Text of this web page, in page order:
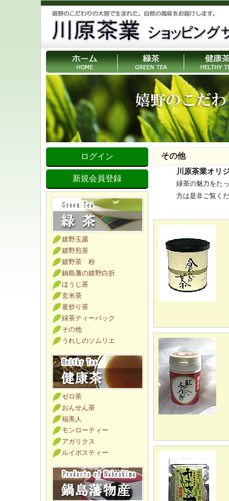
ログイン
新規会員登録
嬉野玉露
嬉野煎茶
嬉野茶 粉
鍋島藩の嬉野白折
ほうじ茶
玄米茶
釜炒り茶
緑茶ティーパック
その他
うれしのソムリエ
ゼロ茶
おんせん茶
福美人
モンローティー
アガリクス
ルイボスティー
その他
川原茶業オリ
緑茶の魅力をた
方は是非ご覧く